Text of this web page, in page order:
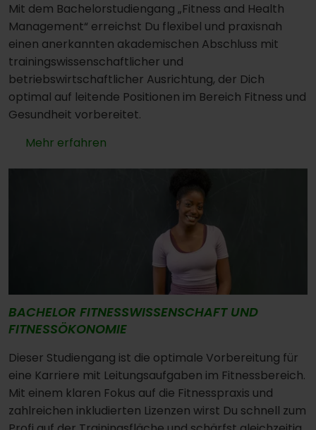
Mit dem Bachelorstudiengang „Fitness and Health
Management“ erreichst Du flexibel und praxisnah
einen anerkannten akademischen Abschluss mit
trainingswissenschaftlicher und
betriebswirtschaftlicher Ausrichtung, der Dich
optimal auf leitende Positionen im Bereich Fitness und
Gesundheit vorbereitet.
Mehr erfahren
BACHELOR FITNESSWISSENSCHAFT UND
FITNESSÖKONOMIE
Dieser Studiengang ist die optimale Vorbereitung für
eine Karriere mit Leitungsaufgaben im Fitnessbereich.
Mit einem klaren Fokus auf die Fitnesspraxis und
zahlreichen inkludierten Lizenzen wirst Du schnell zum